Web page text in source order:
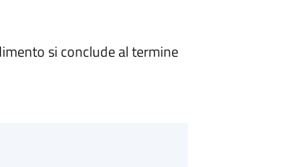
si conclude al termine